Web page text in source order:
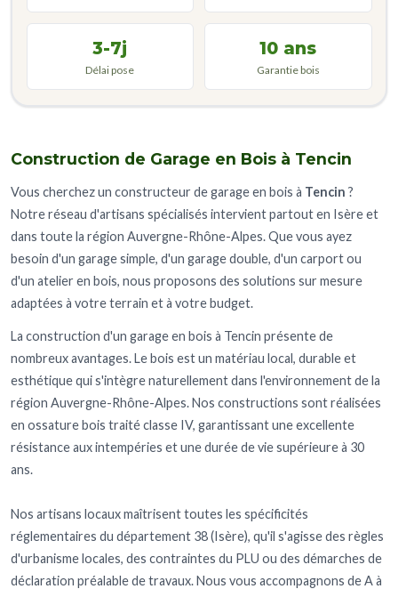
Construction de Garage en Bois à Tencin
Vous cherchez un constructeur de garage en bois à Tencin ?
Notre réseau d'artisans spécialisés intervient partout en Isère et
dans toute la région Auvergne-Rhône-Alpes. Que vous ayez
besoin d'un garage simple, d'un garage double, d'un carport ou
d'un atelier en bois, nous proposons des solutions sur mesure
adaptées à votre terrain et à votre budget.
La construction d'un garage en bois à Tencin présente de
nombreux avantages. Le bois est un matériau local, durable et
esthétique qui s'intègre naturellement dans l'environnement de la
région Auvergne-Rhône-Alpes. Nos constructions sont réalisées
en ossature bois traité classe IV, garantissant une excellente
résistance aux intempéries et une durée de vie supérieure à 30
ans.
Nos artisans locaux maîtrisent toutes les spécificités
réglementaires du département 38 (Isère), qu'il s'agisse des règles
d'urbanisme locales, des contraintes du PLU ou des démarches de
déclaration préalable de travaux. Nous vous accompagnons de A à
3-7j
Délai pose
10 ans
Garantie bois